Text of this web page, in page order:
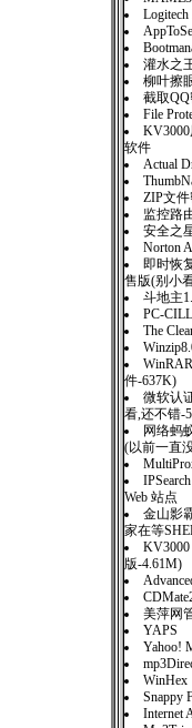
灌水之
柳叶擦
截取
File
软件
Actual
ZIP文
监控路
安全之
Norton
即时恢
售版(别小
斗地主
PC-
The
件-637K)
微软认
看,还不错-
网络蚂
(以前一直
Web 站点
金山影
家在等
版-4.61M)
美萍网
YAPS
Yahoo!
WinHex
Snappy
Internet